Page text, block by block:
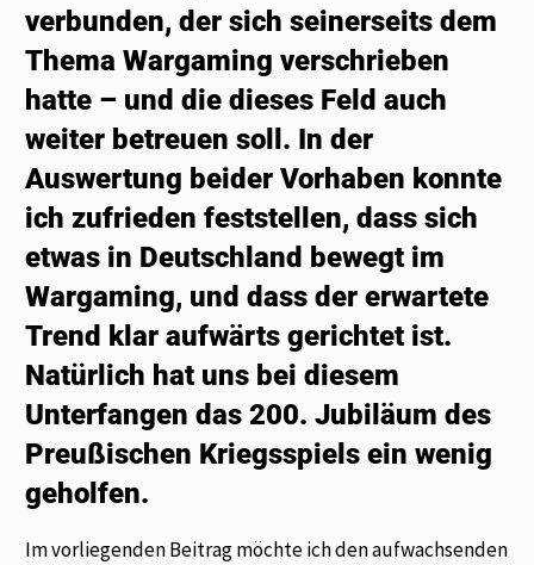
verbunden, der sich seinerseits dem
Thema Wargaming verschrieben
hatte – und die dieses Feld auch
weiter betreuen soll. In der
Auswertung beider Vorhaben konnte
ich zufrieden feststellen, dass sich
etwas in Deutschland bewegt im
Wargaming, und dass der erwartete
Trend klar aufwärts gerichtet ist.
Natürlich hat uns bei diesem
Unterfangen das 200. Jubiläum des
Preußischen Kriegsspiels ein wenig
geholfen.
Im vorliegenden Beitrag möchte ich den aufwachsenden